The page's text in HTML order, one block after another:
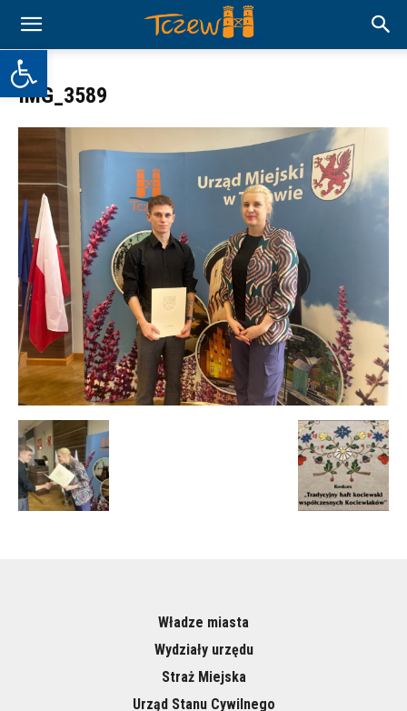
Otwórz pasek narzędzi
IMG_3589
Władze miasta
Wydziały urzędu
Straż Miejska
Urząd Stanu Cywilnego